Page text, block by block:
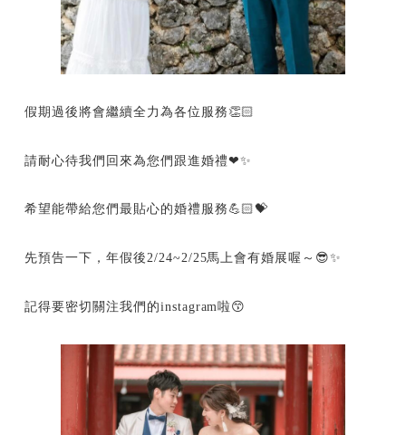
假期過後將會繼續全力為各位服務👏🏻
請耐心待我們回來為您們跟進婚禮❤✨
希望能帶給您們最貼心的婚禮服務💪🏻💝
先預告一下，年假後2/24~2/25馬上會有婚展喔～😎✨
記得要密切關注我們的instagram啦😙